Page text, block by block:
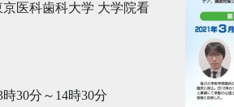
医科歯科大学 大学院看
30分～14時30分